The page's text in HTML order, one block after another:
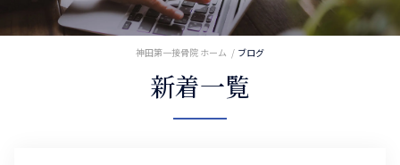
神田第一接骨院 ホーム ブログ
新着一覧